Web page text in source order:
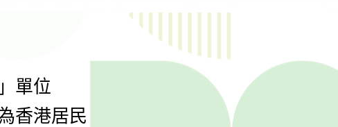
單位
香港居民